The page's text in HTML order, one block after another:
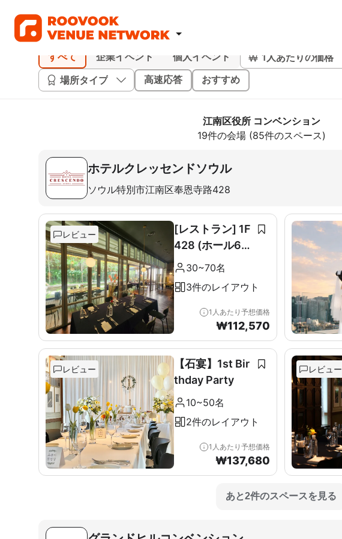
すべて 企業イベント 個人イベント 1人あたりの価格
場所タイプ
高速応答 おすすめ
江南区役所 コンベンション
19件の会場 (85件のスペース)
ホテルクレッセンドソウル
ソウル特別市江南区奉恩寺路428
レビュー
[レストラン] 1F
428 (ホール60
席+ルーム10席)
30~70名
3件のレイアウト
1人あたり予想価格
₩112,570
レビュー
【石宴】1st Bir
thday Party
10~50名
2件のレイアウト
1人あたり予想価格
₩137,680
レビュー
あと2件のスペースを見る